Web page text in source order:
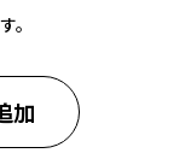
。
加